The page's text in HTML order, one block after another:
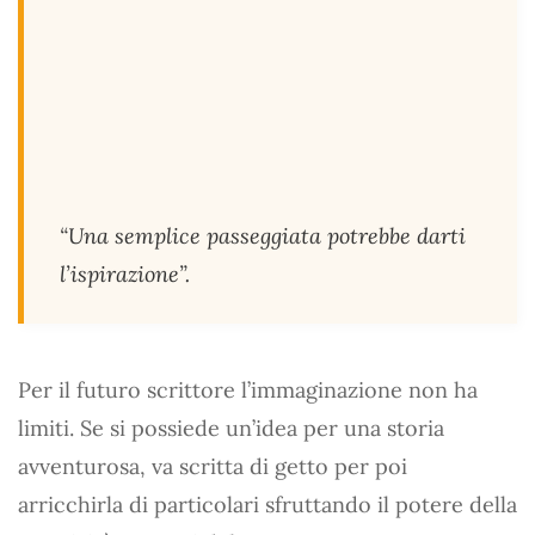
“Una semplice passeggiata potrebbe darti
l’ispirazione”.
Per il futuro scrittore l’immaginazione non ha
limiti. Se si possiede un’idea per una storia
avventurosa, va scritta di getto per poi
arricchirla di particolari sfruttando il potere della